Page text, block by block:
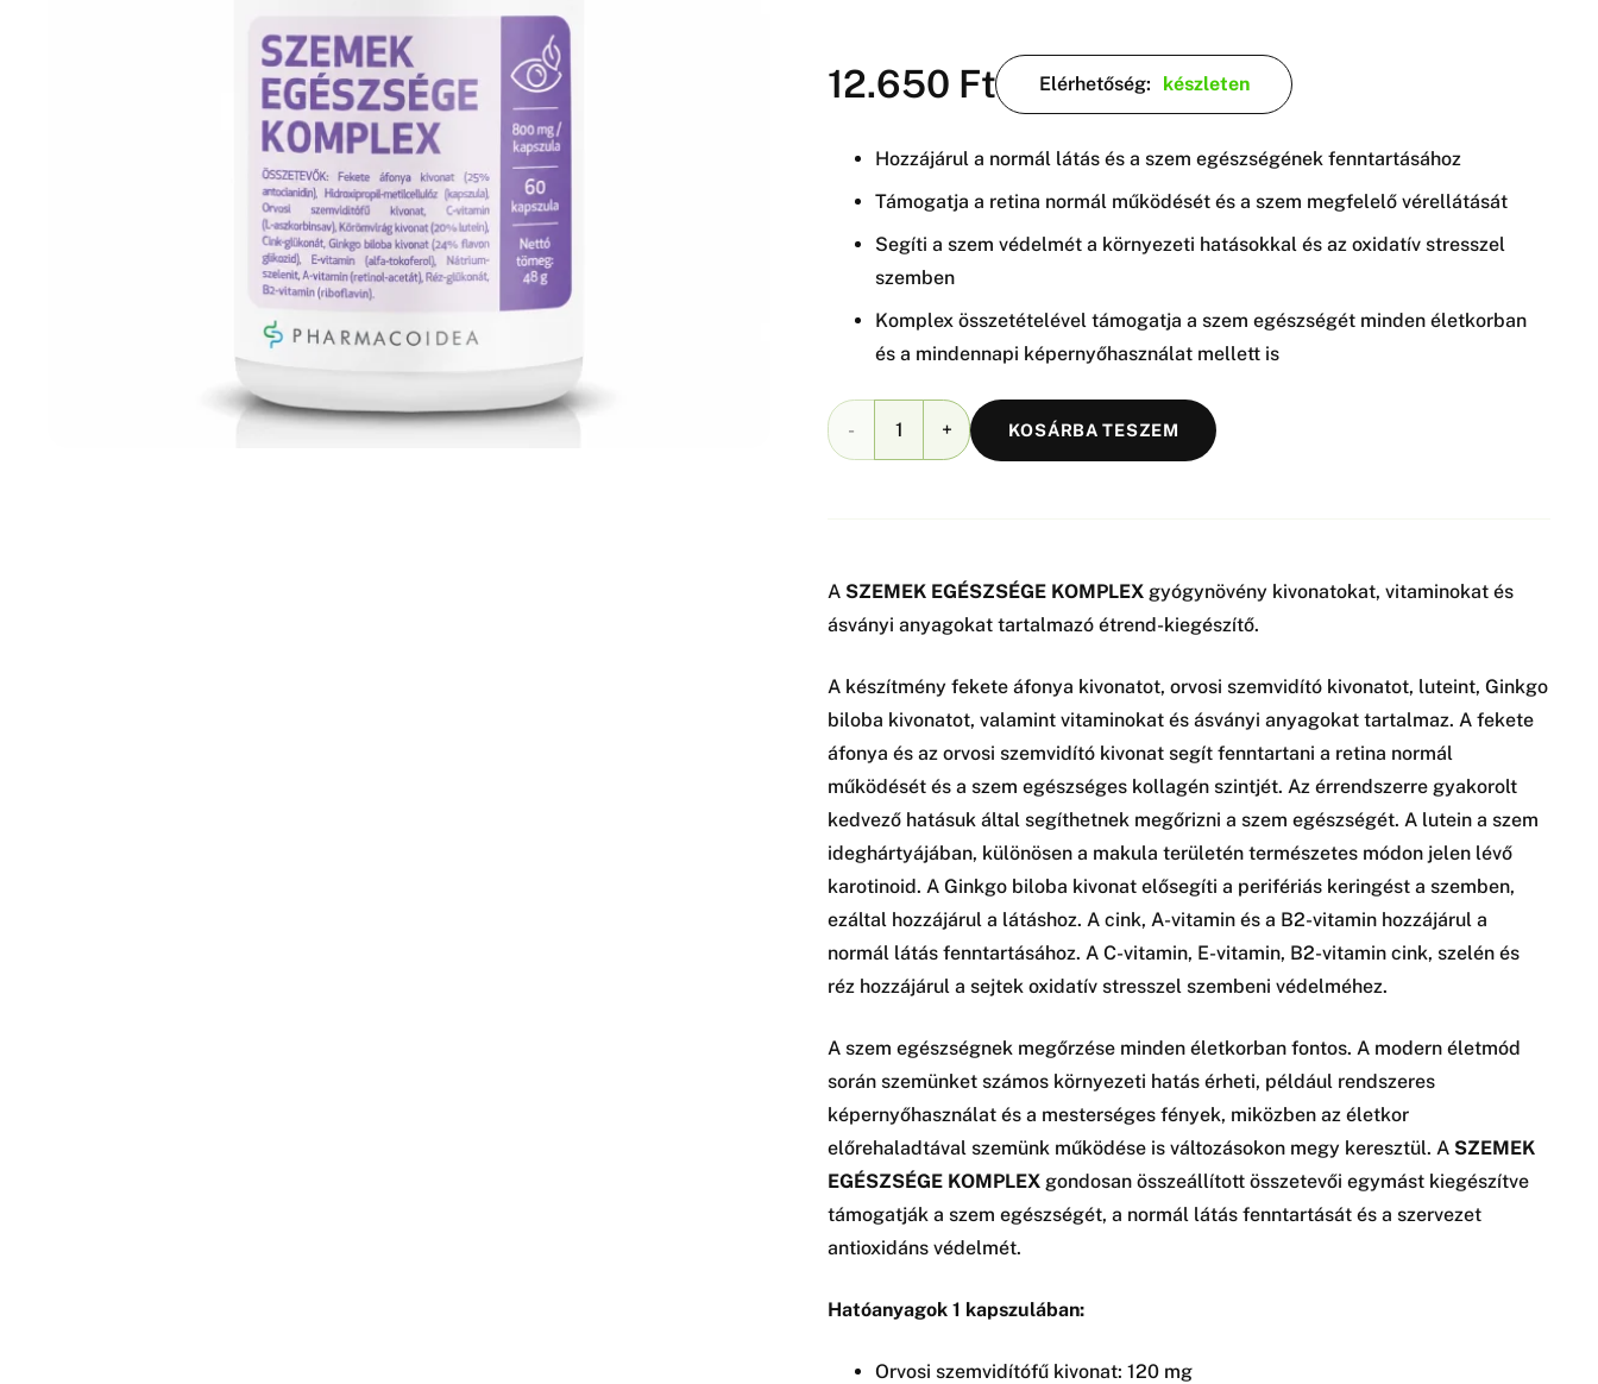
12.650 Ft Elérhetőség: készleten
Hozzájárul a normál látás és a szem egészségének fenntartásához
Támogatja a retina normál működését és a szem megfelelő vérellátását
Segíti a szem védelmét a környezeti hatásokkal és az oxidatív stresszel
szemben
Komplex összetételével támogatja a szem egészségét minden életkorban
és a mindennapi képernyőhasználat mellett is
SZEMEK
kapszula
KOSÁRBA TESZEM
A SZEMEK EGÉSZSÉGE KOMPLEX gyógynövény kivonatokat, vitaminokat és
ásványi anyagokat tartalmazó étrend-kiegészítő.
A készítmény fekete áfonya kivonatot, orvosi szemvidító kivonatot, luteint, Ginkgo
biloba kivonatot, valamint vitaminokat és ásványi anyagokat tartalmaz. A fekete
áfonya és az orvosi szemvidító kivonat segít fenntartani a retina normál
működését és a szem egészséges kollagén szintjét. Az érrendszerre gyakorolt
kedvező hatásuk által segíthetnek megőrizni a szem egészségét. A lutein a szem
ideghártyájában, különösen a makula területén természetes módon jelen lévő
karotinoid. A Ginkgo biloba kivonat elősegíti a perifériás keringést a szemben,
ezáltal hozzájárul a látáshoz. A cink, A-vitamin és a B2-vitamin hozzájárul a
normál látás fenntartásához. A C-vitamin, E-vitamin, B2-vitamin cink, szelén és
réz hozzájárul a sejtek oxidatív stresszel szembeni védelméhez.
A szem egészségnek megőrzése minden életkorban fontos. A modern életmód
során szemünket számos környezeti hatás érheti, például rendszeres
képernyőhasználat és a mesterséges fények, miközben az életkor
előrehaladtával szemünk működése is változásokon megy keresztül. A SZEMEK
EGÉSZSÉGE KOMPLEX gondosan összeállított összetevői egymást kiegészítve
támogatják a szem egészségét, a normál látás fenntartását és a szervezet
antioxidáns védelmét.
Hatóanyagok 1 kapszulában:
Orvosi szemvidítófű kivonat: 120 mg